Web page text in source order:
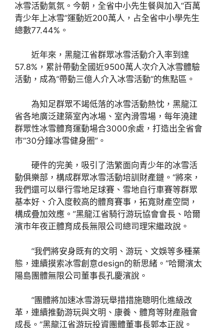
冰雪活動氣氛。今朝，全省中小先生餐與加入“百萬
青少年上冰雪”運動近200萬人，占全省中小學先生
總數77.44%。
近年來，黑龍江省群眾冰雪活動介入率到達
57.8%，累計帶動全國近9500萬人次介入冰雪體驗
活動，成為“帶動三億人介入冰雪活動”的焦點區。
為知足群眾不竭低落的冰雪活動熱忱，黑龍江
省各地廣泛建築室內冰場、室內滑雪場，每年澆建
群眾性冰雪體育運動場合3000余處，打造出全省會
市“30分鐘冰雪健身圈”。
硬件的完美，吸引了浩繁面向青少年的冰雪活
動俱樂部，構成群眾冰雪活動培訓財產鏈。“將來，
我們還可以舉行雪地足球賽、雪地自行車賽等群眾
基本好、介入度較高的體育賽事，拓寬財產空間，
構成疊加效應。”黑龍江省騎行游玩協會會長、哈爾
濱市年夜正體育成長無限公司總司理宋繼政說。
“我們將安身既有的文明、游玩、文娛等多種業
態，連續摸索冰雪創意design的新思緒。”哈爾濱太
陽島團體無限公司董事長孔慶濱說。
“團體將加速冰雪游玩舉措措施聰明化進級改
革，連續推動游玩與文明、康養、體育等財產融會
成長。”黑龍江省游玩投資團體董事長郭本正說。